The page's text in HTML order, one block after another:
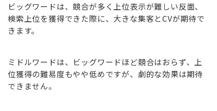
ビッグワードは、競合が多く上位表示が難しい反面、
検索上位を獲得できた際に、大きな集客とCVが期待で
きます。
ミドルワードは、ビッグワードほど競合はおらず、上
位獲得の難易度もやや低めですが、劇的な効果は期待
できません。